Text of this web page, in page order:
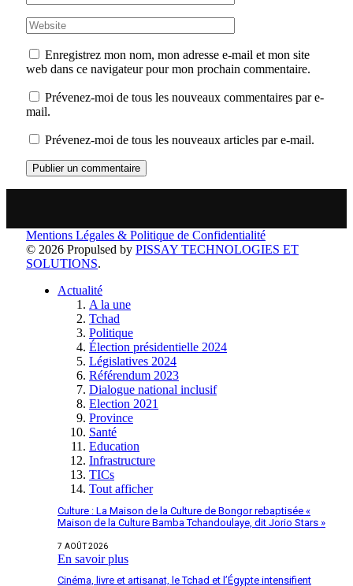
Enregistrez mon nom, mon adresse e-mail et mon site
web dans ce navigateur pour mon prochain commentaire.
Prévenez-moi de tous les nouveaux commentaires par e-
mail.
Prévenez-moi de tous les nouveaux articles par e-mail.
Mentions Légales & Politique de Confidentialité
© 2026 Propulsed by PISSAY TECHNOLOGIES ET
SOLUTIONS.
Actualité
A la une
Tchad
Politique
Élection présidentielle 2024
Législatives 2024
Référendum 2023
Dialogue national inclusif
Election 2021
Province
Santé
Education
Infrastructure
TICs
Tout afficher
Culture : La Maison de la Culture de Bongor rebaptisée «
Maison de la Culture Bamba Tchandoulaye, dit Jorio Stars »
7 AOÛT 2026
En savoir plus
Cinéma, livre et artisanat, le Tchad et l’Égypte intensifient